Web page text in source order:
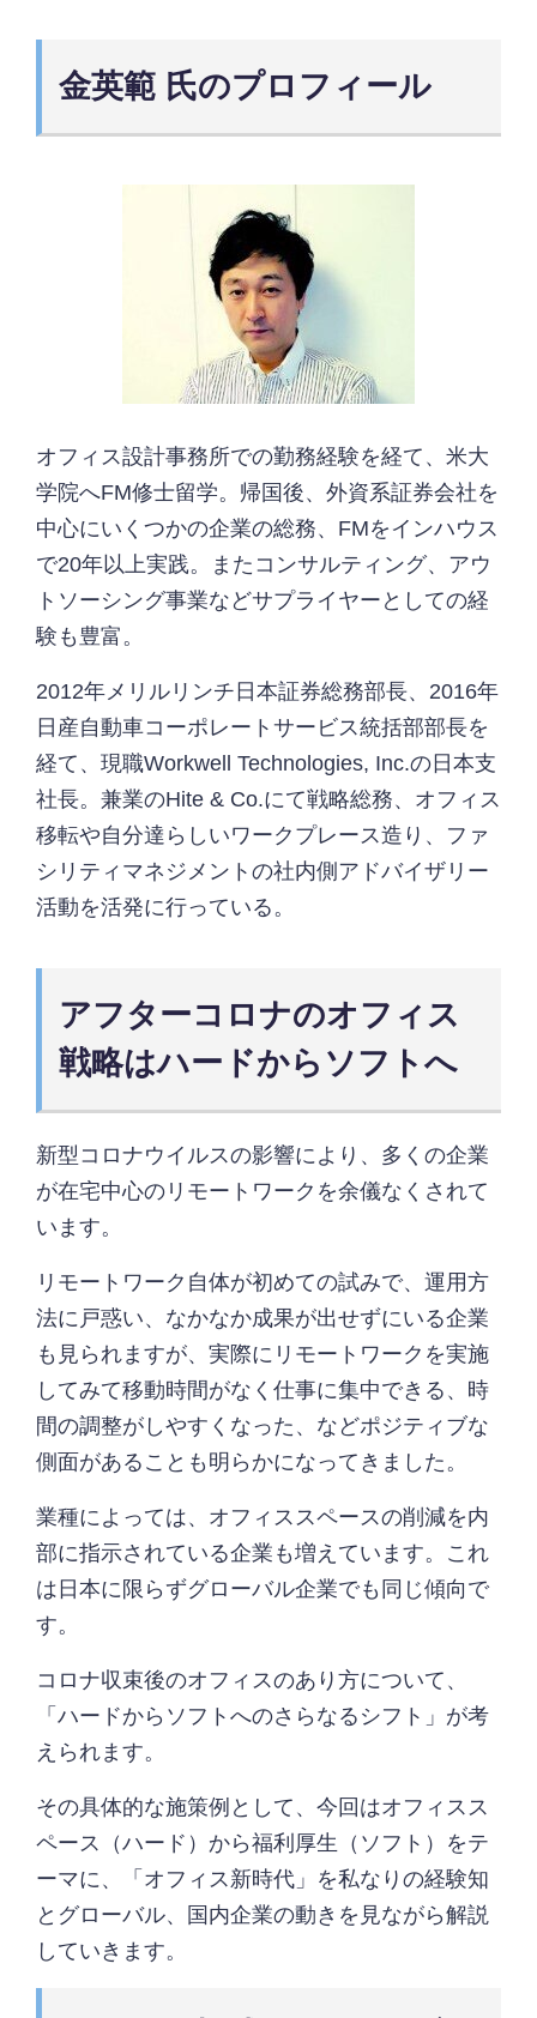
金英範 氏のプロフィール
オフィス設計事務所での勤務経験を経て、米大
学院へFM修士留学。帰国後、外資系証券会社を
中心にいくつかの企業の総務、FMをインハウス
で20年以上実践。またコンサルティング、アウ
トソーシング事業などサプライヤーとしての経
験も豊富。
2012年メリルリンチ日本証券総務部長、2016年
日産自動車コーポレートサービス統括部部長を
経て、現職Workwell Technologies, Inc.の日本支
社長。兼業のHite & Co.にて戦略総務、オフィス
移転や自分達らしいワークプレース造り、ファ
シリティマネジメントの社内側アドバイザリー
活動を活発に行っている。
アフターコロナのオフィス
戦略はハードからソフトへ
新型コロナウイルスの影響により、多くの企業
が在宅中心のリモートワークを余儀なくされて
います。
リモートワーク自体が初めての試みで、運用方
法に戸惑い、なかなか成果が出せずにいる企業
も見られますが、実際にリモートワークを実施
してみて移動時間がなく仕事に集中できる、時
間の調整がしやすくなった、などポジティブな
側面があることも明らかになってきました。
業種によっては、オフィススペースの削減を内
部に指示されている企業も増えています。これ
は日本に限らずグローバル企業でも同じ傾向で
す。
コロナ収束後のオフィスのあり方について、
「ハードからソフトへのさらなるシフト」が考
えられます。
その具体的な施策例として、今回はオフィスス
ペース（ハード）から福利厚生（ソフト）をテ
ーマに、「オフィス新時代」を私なりの経験知
とグローバル、国内企業の動きを見ながら解説
していきます。